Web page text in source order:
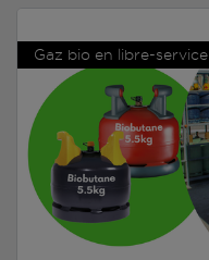
Gaz bio en libre-service